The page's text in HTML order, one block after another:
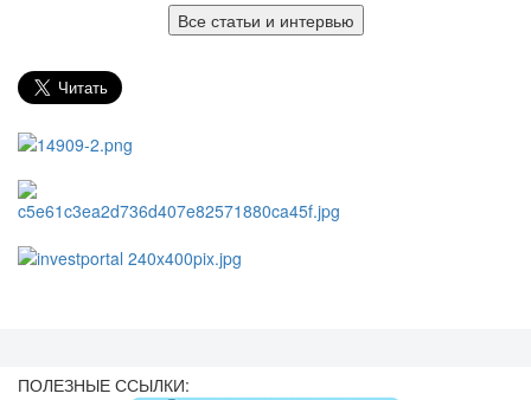
Все статьи и интервью
ПОЛЕЗНЫЕ ССЫЛКИ: